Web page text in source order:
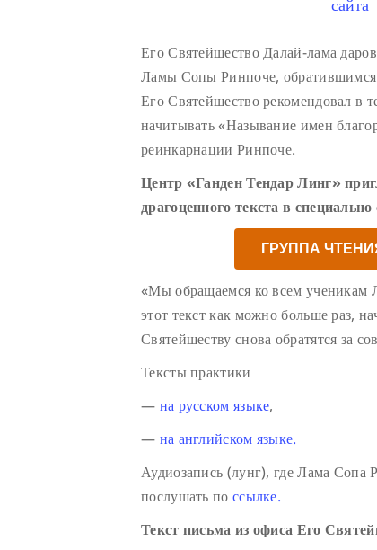
Его Святейшество Далай-лама
Ламы Сопы Ринпоче,
Его Святейшество рекомендовал в
начитывать «Называние имен
реинкарнации Ринпоче.
Центр «Ганден Тендар Линг»
драгоценного текста в
ГРУППА
«Мы обращаемся ко всем ученикам
этот текст как можно больше раз,
Святейшеству снова обратятся за
Тексты практики
— на русском языке,
— на английском языке.
Аудиозапись (лунг), где Лама
послушать по ссылке.
Текст письма из офиса Его